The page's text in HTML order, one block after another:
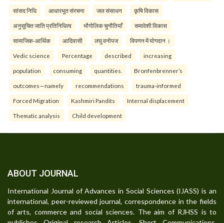
सांसद निधि आधारभूत संरचना जल संसाधन कृषि विकास
अनुसूचित जाति प्रतिनिधित्व भौगोलिक चुनौतियाँ समावेशी विकास
सामाजिक-आर्थिक आदिवासी लघु वनोपज विपणन में योगदान ।
Vedic science Percentage described increasing
population consuming quantities. Bronfenbrenner’s
outcomes—namely recommendations trauma-informed
Forced Migration Kashmiri Pandits Internal displacement
Thematic analysis Child development
ABOUT JOURNAL
International Journal of Advances in Social Sciences (IJASS) is an
international, peer-reviewed journal, correspondence in the fields
of arts, commerce and social sciences. The aim of RJHSS is to